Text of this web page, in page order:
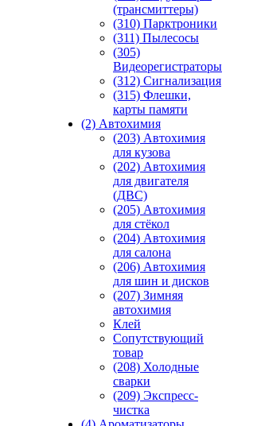
(трансмиттеры)
(310) Парктроники
(311) Пылесосы
(305)
Видеорегистраторы
(312) Сигнализация
(315) Флешки,
карты памяти
(2) Автохимия
(203) Автохимия
для кузова
(202) Автохимия
для двигателя
(ДВС)
(205) Автохимия
для стёкол
(204) Автохимия
для салона
(206) Автохимия
для шин и дисков
(207) Зимняя
автохимия
Клей
Сопутствующий
товар
(208) Холодные
сварки
(209) Экспреcс-
чистка